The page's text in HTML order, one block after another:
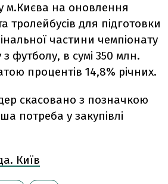
м.Києва на оновлення
тролейбусів для підготовки
частини чемпіонату
футболу, в сумі 350 млн.
процентів 14,8% річних.
скасовано з позначкою
потреба у закупівлі
Київ